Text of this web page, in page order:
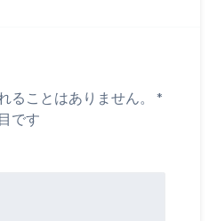
ることはありません。
*
です